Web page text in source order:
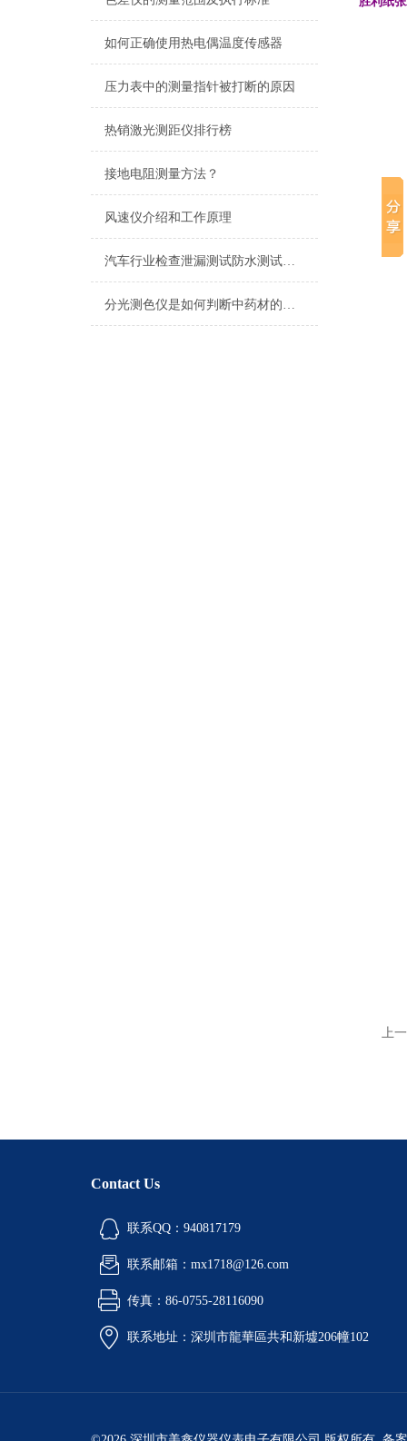
如何正确使用热电偶温度传感器
压力表中的测量指针被打断的原因
热销激光测距仪排行榜
接地电阻测量方法？
风速仪介绍和工作原理
汽车行业检查泄漏测试防水测试方案
分光测色仪是如何判断中药材的真假
上
Contact Us
联系QQ：940817179
联系邮箱：mx1718@126.com
传真：86-0755-28116090
联系地址：深圳市龍華區共和新墟206幢102